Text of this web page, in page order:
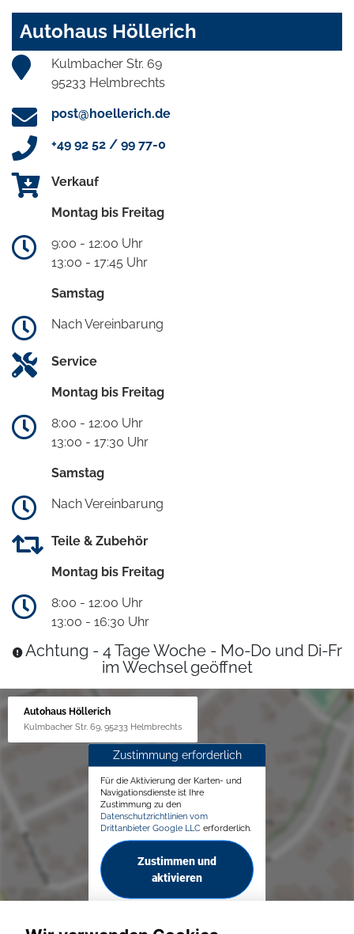
Autohaus Höllerich
Kulmbacher Str. 69
95233 Helmbrechts
post@hoellerich.de
+49 92 52 / 99 77-0
Verkauf
Montag bis Freitag
9:00 - 12:00 Uhr
13:00 - 17:45 Uhr
Samstag
Nach Vereinbarung
Service
Montag bis Freitag
8:00 - 12:00 Uhr
13:00 - 17:30 Uhr
Samstag
Nach Vereinbarung
Teile & Zubehör
Montag bis Freitag
8:00 - 12:00 Uhr
13:00 - 16:30 Uhr
Achtung - 4 Tage Woche - Mo-Do und Di-Fr
im Wechsel geöffnet
Autohaus Höllerich
Kulmbacher Str. 69, 95233 Helmbrechts
Zustimmung erforderlich
Für die Aktivierung der Karten- und
Navigationsdienste ist Ihre
Zustimmung zu den
Datenschutzrichtlinien vom
Drittanbieter Google LLC erforderlich.
Zustimmen und
aktivieren